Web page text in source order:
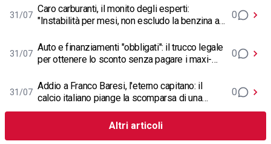
31/07
Caro carburanti, il monito degli esperti:
"Instabilità per mesi, non escludo la benzina a 3
0
31/07
Auto e finanziamenti "obbligati": il trucco legale
per ottenere lo sconto senza pagare i maxi-
0
31/07
Addio a Franco Baresi, l'eterno capitano: il
calcio italiano piange la scomparsa di una
leggenda a 66 anni
0
Altri articoli